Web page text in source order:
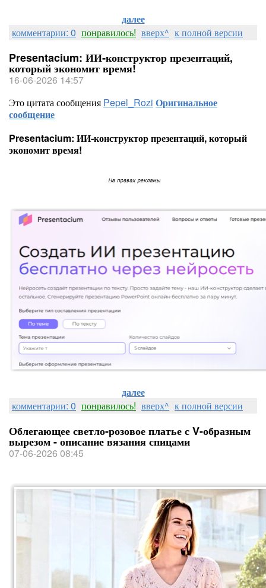
далее
комментарии: 0 понравилось! вверх^ к полной версии
Presentacium: ИИ‑конструктор презентаций,
который экономит время!
16-06-2026 14:57
Это цитата сообщения Pepel_Rozi Оригинальное
сообщение
Presentacium: ИИ‑конструктор презентаций, который
экономит время!
далее
комментарии: 0 понравилось! вверх^ к полной версии
Облегающее светло-розовое платье с V-образным
вырезом - описание вязания спицами
07-06-2026 08:45